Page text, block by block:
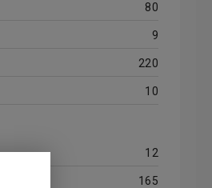
80
9
220
10
12
165